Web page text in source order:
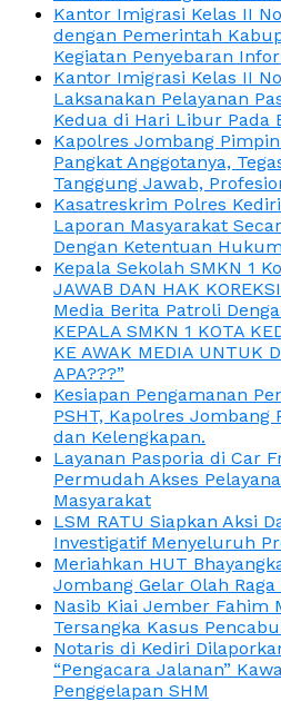
Kantor Imigrasi Kelas II
dengan Pemerintah
Kegiatan Penyebaran
Kantor Imigrasi Kelas II
Laksanakan Pelayanan
Kedua di Hari Libur Pada
Kapolres Jombang
Pangkat Anggotanya,
Tanggung Jawab,
Kasatreskrim Polres
Laporan Masyarakat
Dengan Ketentuan
Kepala Sekolah SMKN 1
JAWAB DAN HAK
Media Berita Patroli
KEPALA SMKN 1 KOTA
KE AWAK MEDIA UNTUK
APA???”
Kesiapan Pengamanan
PSHT, Kapolres Jombang
dan Kelengkapan.
Layanan Pasporia di Car
Permudah Akses
Masyarakat
LSM RATU Siapkan Aksi
Investigatif Menyeluruh
Meriahkan HUT
Jombang Gelar Olah
Nasib Kiai Jember Fahim
Tersangka Kasus
Notaris di Kediri
“Pengacara Jalanan”
Penggelapan SHM